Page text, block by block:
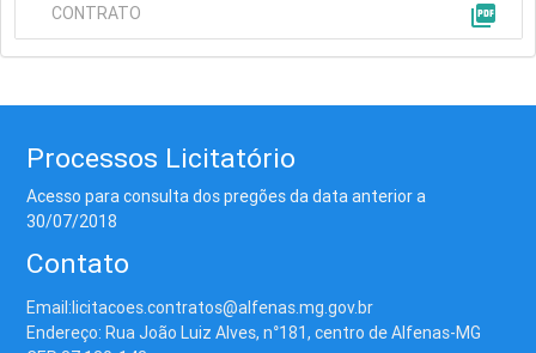
CONTRATO picture_as_pdf
Processos Licitatório
Acesso para consulta dos pregões da data anterior a
30/07/2018
Contato
Email:licitacoes.contratos@alfenas.mg.gov.br
Endereço: Rua João Luiz Alves, n°181, centro de Alfenas-MG